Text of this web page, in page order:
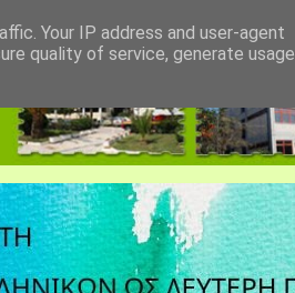
Your IP address and user-agent
quality of service, generate usage